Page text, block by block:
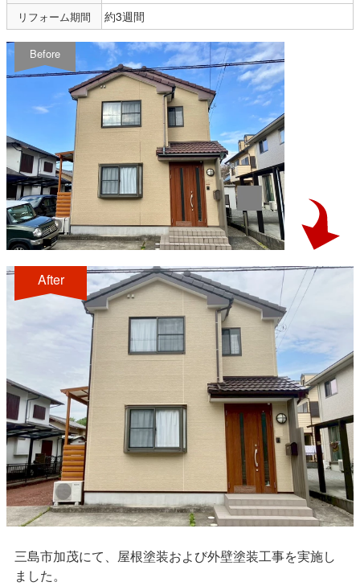
リフォーム期間 約3週間
Before
After
三島市加茂にて、屋根塗装および外壁塗装工事を実施し
ました。